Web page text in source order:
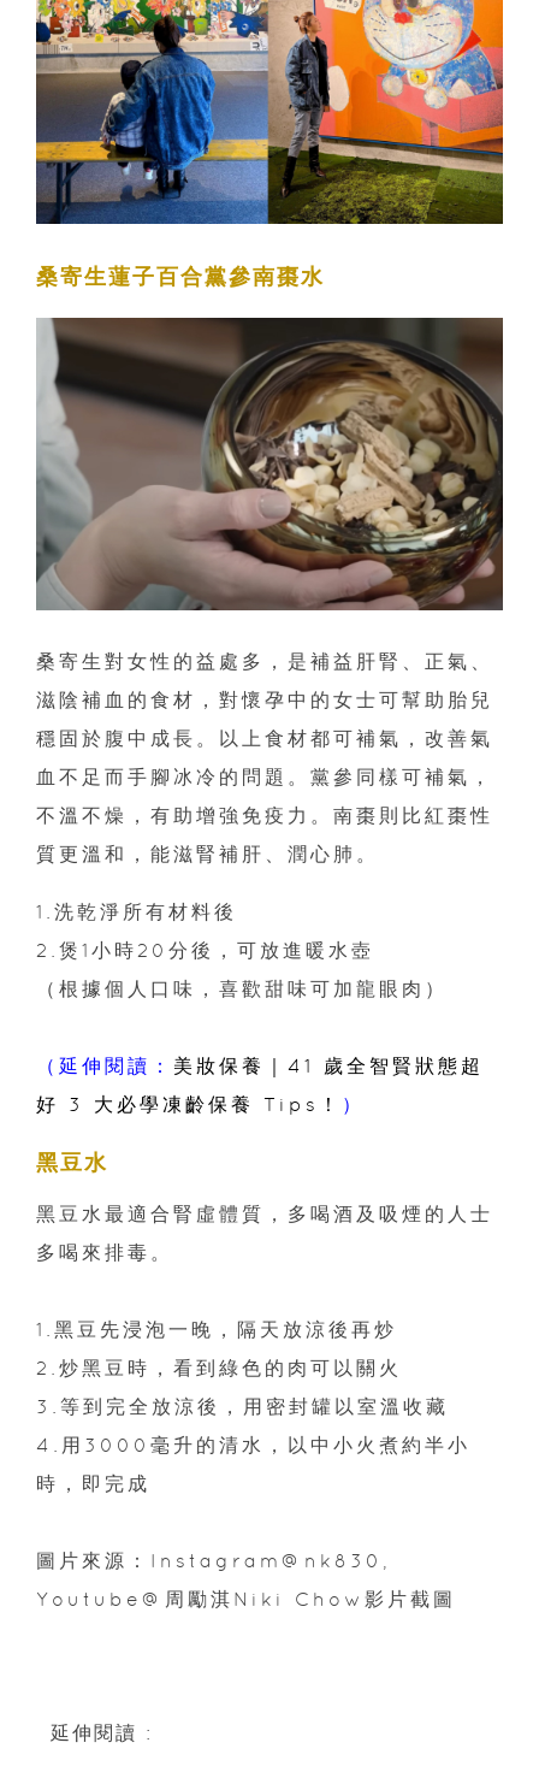
桑寄生蓮子百合黨參南棗水
桑寄生對女性的益處多，是補益肝腎、正氣、
滋陰補血的食材，對懷孕中的女士可幫助胎兒
穩固於腹中成長。以上食材都可補氣，改善氣
血不足而手腳冰冷的問題。黨參同樣可補氣，
不溫不燥，有助增強免疫力。南棗則比紅棗性
質更溫和，能滋腎補肝、潤心肺。
1.洗乾淨所有材料後
2.煲1小時20分後，可放進暖水壺
（根據個人口味，喜歡甜味可加龍眼肉）
（延伸閱讀： 美妝保養｜41 歲全智賢狀態超
好 3 大必學凍齡保養 Tips！
）
黑豆水
黑豆水最適合腎虛體質，多喝酒及吸煙的人士
多喝來排毒。
1.黑豆先浸泡一晚，隔天放涼後再炒
2.炒黑豆時，看到綠色的肉可以關火
3.等到完全放涼後，用密封罐以室溫收藏
4.用3000毫升的清水，以中小火煮約半小
時，即完成
圖片來源：Instagram@nk830,
Youtube@周勵淇Niki Chow影片截圖
延伸閱讀 :